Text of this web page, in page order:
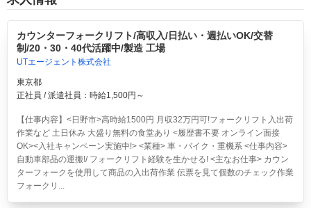
カウンターフォークリフト/高収入/日払い・週払いOK/交替
制/20・30・40代活躍中/製造 工場
UTエージェント株式会社
東京都
正社員 / 派遣社員：時給1,500円～
【仕事内容】<日野市>高時給1500円 月収32万円可!フォークリフト入出荷
作業など 土日休み 大盛り無料の食堂あり <履歴書不要 オンライン面接
OK><入社キャンペーン実施中!> <業種> 車・バイク・重機系 <仕事内容>
自動車部品の運搬!/ フォークリフト経験を生かせる! <主なお仕事> カウン
ターフォークを使用して商品の入出荷作業 伝票を見て個数のチェック作業
フォークリ...